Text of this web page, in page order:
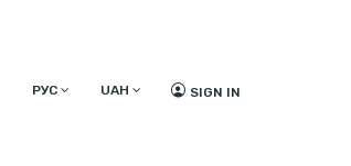
РУС UAH SIGN IN